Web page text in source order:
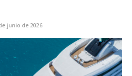
junio de 2026